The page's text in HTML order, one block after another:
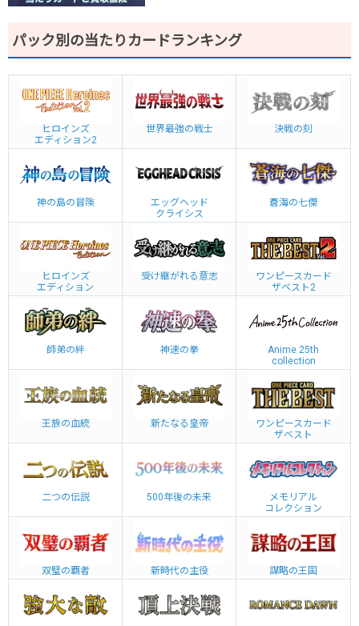
パック別の当たりカードランキング
ヒロインズ
エディション2
世界最強の戦士 決戦の刻
神の島の冒険
エッグヘッド
クライシス
蒼海の七傑
ヒロインズ
エディション
受け継がれる意志
ワンピースカード
ザベスト2
師弟の絆 神速の拳
Anime 25th
collection
王族の血統 新たなる皇帝
ワンピースカード
ザベスト
二つの伝説 500年後の未来
メモリアル
コレクション
双璧の覇者 新時代の主役 謀略の王国